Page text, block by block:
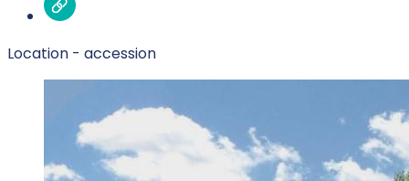
Location - accession